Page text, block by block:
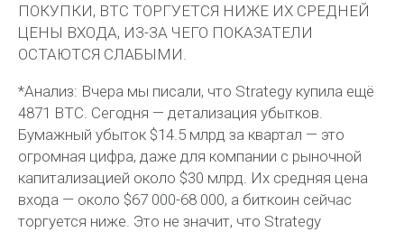
ПОКУПКИ, BTC ТОРГУЕТСЯ НИЖЕ ИХ СРЕДНЕЙ
ЦЕНЫ ВХОДА, ИЗ-ЗА ЧЕГО ПОКАЗАТЕЛИ
ОСТАЮТСЯ СЛАБЫМИ.
*Анализ: Вчера мы писали, что Strategy купила ещё
4871 BTC. Сегодня — детализация убытков.
Бумажный убыток $14.5 млрд за квартал — это
огромная цифра, даже для компании с рыночной
капитализацией около $30 млрд. Их средняя цена
входа — около $67 000-68 000, а биткоин сейчас
торгуется ниже. Это не значит, что Strategy